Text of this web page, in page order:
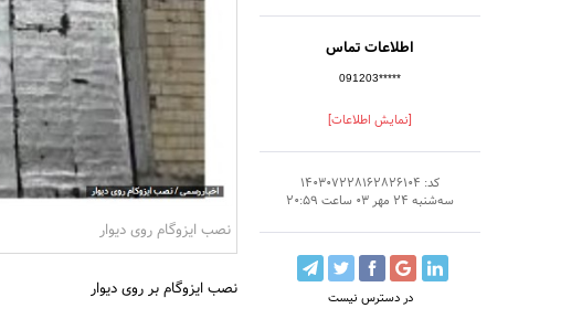
اطلاعات تماس
091203*****
[نمایش اطلاعات]
کد: 140307228162826104
سه‌شنبه 24 مهر 03 ساعت 20:59
در دسترس نیست
نصب ایزوگام روی دیوار
نصب ایزوگام بر روی دیوار